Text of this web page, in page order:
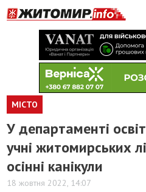
МІСТО
У департаменті
учні житомирських
осінні канікули
18 жовтня 2022, 14:07